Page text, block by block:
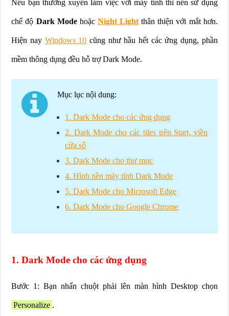
Nếu bạn thường xuyên làm việc với máy tính thì nên sử dụng
chế độ Dark Modehoặc Night Light thân thiện với mắt hơn.
Hiện nay Windows 10 cũng như hầu hết các ứng dụng, phần
mềm thông dụng đều hỗ trợ Dark Mode.
Mục lục nội dung:
1. Dark Mode cho các ứng dụng
2. Dark Mode cho các tiles trên Start, viền
cửa sổ
3. Dark Mode cho thư mục
4. Hình nền máy tính Dark Mode
5. Dark Mode cho Microsoft Edge
6. Dark Mode cho Google Chrome
1. Dark Mode cho các ứng dụng
Bước 1: Bạn nhấn chuột phải lên màn hình Desktop chọn
Personalize .